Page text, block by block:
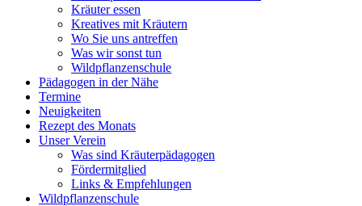
Kräuter essen
Kreatives mit Kräutern
Wo Sie uns antreffen
Was wir sonst tun
Wildpflanzenschule
Pädagogen in der Nähe
Termine
Neuigkeiten
Rezept des Monats
Unser Verein
Was sind Kräuterpädagogen
Fördermitglied
Links & Empfehlungen
Wildpflanzenschule